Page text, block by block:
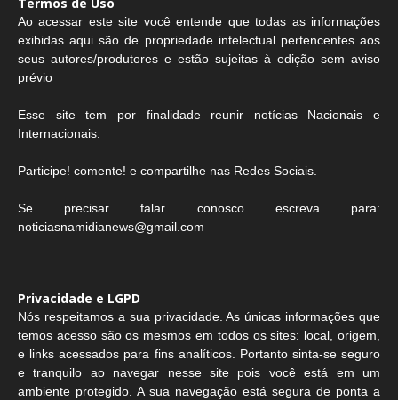
Ao acessar este site você entende que todas as informações
exibidas aqui são de propriedade intelectual pertencentes aos
seus autores/produtores e estão sujeitas à edição sem aviso
prévio
Esse site tem por finalidade reunir notícias Nacionais e
Internacionais.
Participe! comente! e compartilhe nas Redes Sociais.
Se precisar falar conosco escreva para:
noticiasnamidianews@gmail.com
Privacidade e LGPD
Nós respeitamos a sua privacidade. As únicas informações que
temos acesso são os mesmos em todos os sites: local, origem,
e links acessados para fins analíticos. Portanto sinta-se seguro
e tranquilo ao navegar nesse site pois você está em um
ambiente protegido. A sua navegação está segura de ponta a